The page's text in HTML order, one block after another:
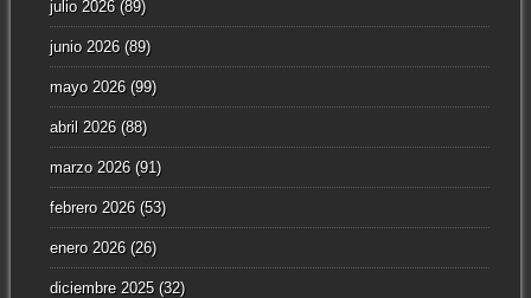
julio 2026(89)
junio 2026(89)
mayo 2026(99)
abril 2026(88)
marzo 2026(91)
febrero 2026(53)
enero 2026(26)
diciembre 2025(32)